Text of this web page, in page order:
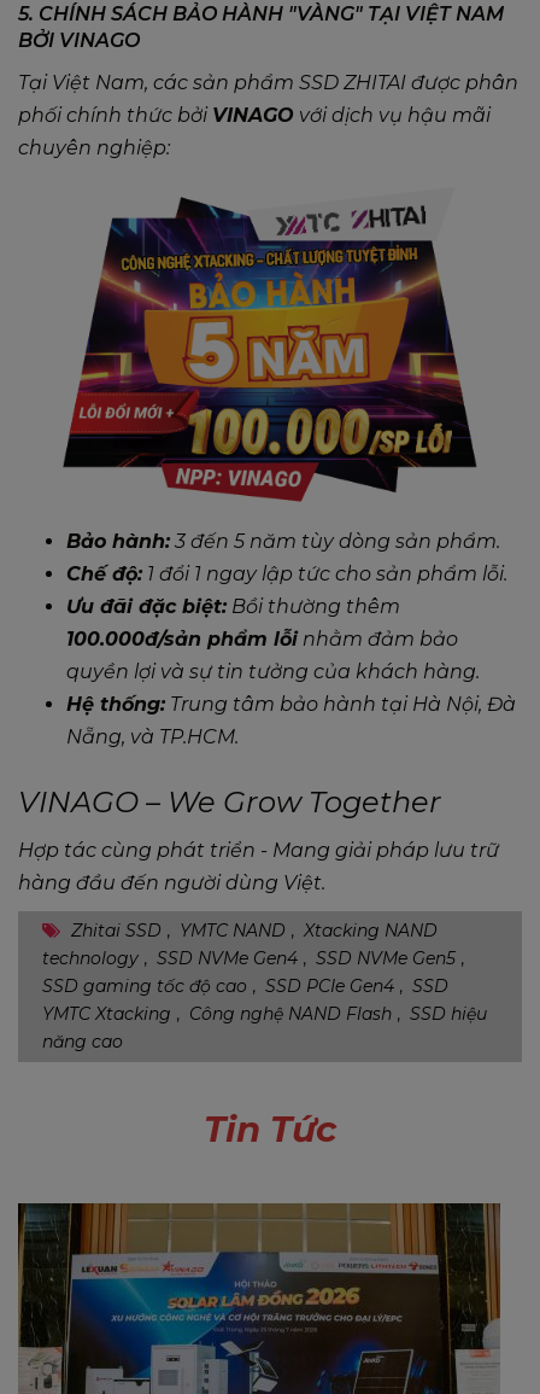
5. CHÍNH SÁCH BẢO HÀNH "VÀNG" TẠI VIỆT NAM
BỞI VINAGO
Tại Việt Nam, các sản phẩm SSD ZHITAI được phân
phối chính thức bởi VINAGO với dịch vụ hậu mãi
chuyên nghiệp:
Bảo hành: 3 đến 5 năm tùy dòng sản phẩm.
Chế độ: 1 đổi 1 ngay lập tức cho sản phẩm lỗi.
Ưu đãi đặc biệt: Bồi thường thêm
100.000đ/sản phẩm lỗinhằm đảm bảo
quyền lợi và sự tin tưởng của khách hàng.
Hệ thống: Trung tâm bảo hành tại Hà Nội, Đà
Nẵng, và TP.HCM.
VINAGO – We Grow Together
Hợp tác cùng phát triển - Mang giải pháp lưu trữ
hàng đầu đến người dùng Việt.
Zhitai SSD , YMTC NAND , Xtacking NAND
technology , SSD NVMe Gen4 , SSD NVMe Gen5 ,
SSD gaming tốc độ cao , SSD PCIe Gen4 , SSD
YMTC Xtacking , Công nghệ NAND Flash , SSD hiệu
năng cao
Tin Tức